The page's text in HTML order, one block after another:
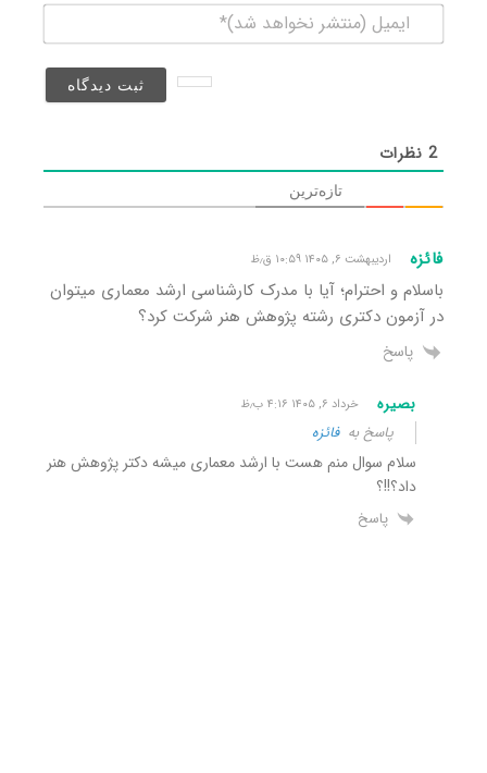
(منتشر
2نظرات
تازه‌ترین
فائزه اردیبهشت ۶, ۱۴۰۵ ۱۰:۵۹ ق٫ظ
باسلام و احترام؛ آیا با مدرک کارشناسی ارشد معماری میتوان
در آزمون دکتری رشته پژوهش هنر شرکت کرد؟
پاسخ
بصیره خرداد ۶, ۱۴۰۵ ۴:۱۶ ب٫ظ
پاسخ بهفائزه
سلام سوال منم هست با ارشد معماری میشه دکتر پژوهش هنر
داد؟!!؟
پاسخ